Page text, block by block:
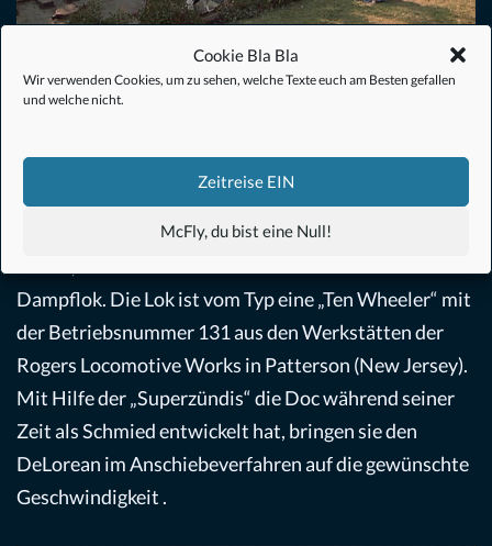
Cookie Bla Bla
Wir verwenden Cookies, um zu sehen, welche Texte euch am Besten gefallen
und welche nicht.
Zeitreise EIN
McFly, du bist eine Null!
Lokomotive mit Fluxkompensator aus ZURÜCK IN DIE ZUKUNFT III (1990)©
Der dritte und letzte Teil
permanenter Handlungsort der Filmreihe – noch fest
in den Fängen des wilden Westens ist. Hier gelingt der
Zeitsprung, weil Treibstoff noch gar nicht erfunden
Dampflok. Die Lok ist vom Typ eine „Ten Wheeler“ mit
der Betriebsnummer 131 aus den Werkstätten der
Rogers Locomotive Works in Patterson (New Jersey).
Mit Hilfe der „Superzündis“ die Doc während seiner
Zeit als Schmied entwickelt hat, bringen sie den
DeLorean im Anschiebeverfahren auf die gewünschte
Geschwindigkeit .